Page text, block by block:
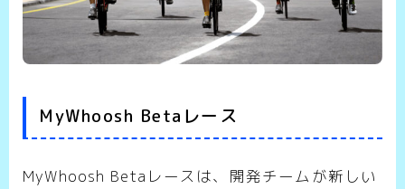
MyWhoosh Betaレース
MyWhoosh Betaレースは、開発チームが新しい